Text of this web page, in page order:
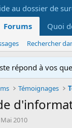
Forums Quoi
Rechercher
répond à vos
Témoignages
2010